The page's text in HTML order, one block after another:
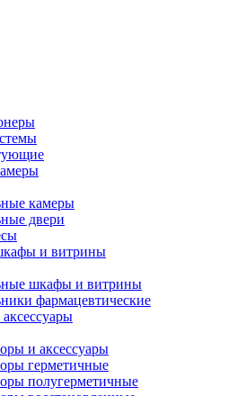
камеры
двери
и витрины
шкафы и витрины
фармацевтические
и аксессуары
герметичные
полугерметичные